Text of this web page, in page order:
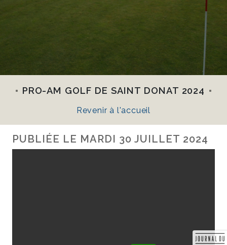
PRO-AM GOLF DE SAINT DONAT 2024
Revenir à l'accueil
PUBLIÉE LE MARDI 30 JUILLET 2024